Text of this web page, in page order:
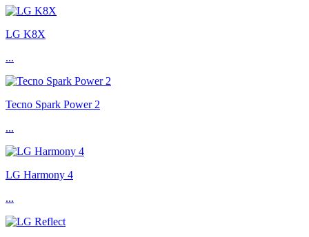
LG K8X
...
Tecno Spark Power 2
...
LG Harmony 4
...